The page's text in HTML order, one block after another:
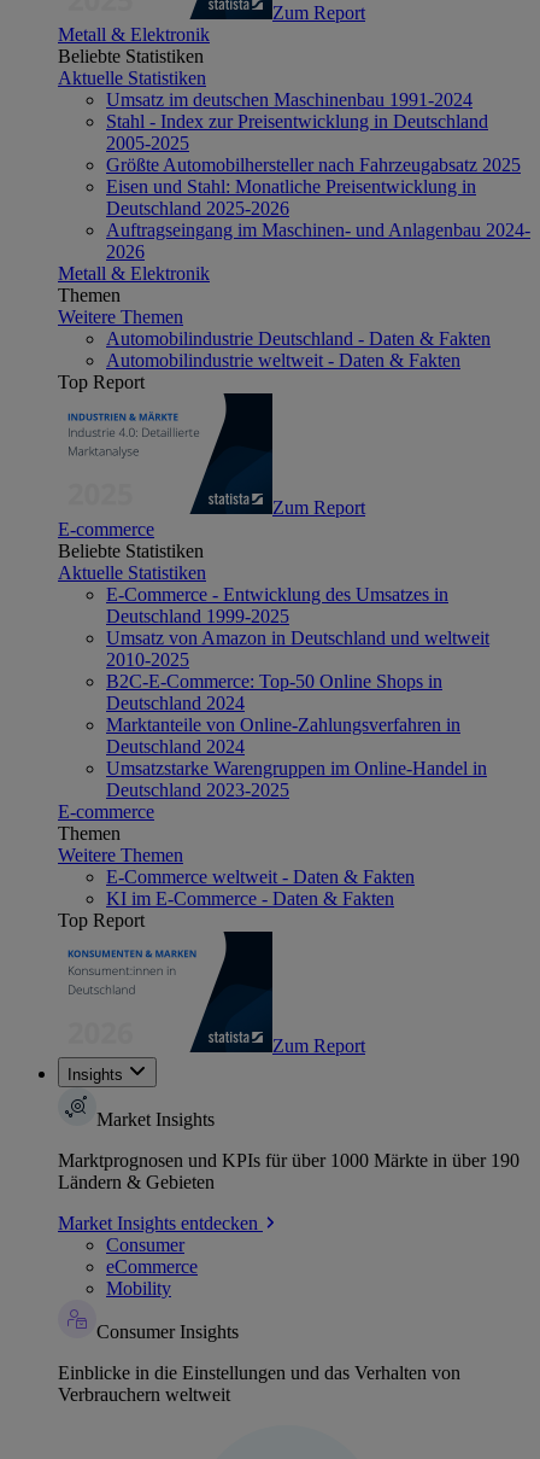
Zum Report
Metall & Elektronik
Beliebte Statistiken
Aktuelle Statistiken
Umsatz im deutschen Maschinenbau 1991-2024
Stahl - Index zur Preisentwicklung in Deutschland
2005-2025
Größte Automobilhersteller nach Fahrzeugabsatz 2025
Eisen und Stahl: Monatliche Preisentwicklung in
Deutschland 2025-2026
Auftragseingang im Maschinen- und Anlagenbau 2024-
2026
Metall & Elektronik
Themen
Weitere Themen
Automobilindustrie Deutschland - Daten & Fakten
Automobilindustrie weltweit - Daten & Fakten
Top Report
Zum Report
E-commerce
Beliebte Statistiken
Aktuelle Statistiken
E-Commerce - Entwicklung des Umsatzes in
Deutschland 1999-2025
Umsatz von Amazon in Deutschland und weltweit
2010-2025
B2C-E-Commerce: Top-50 Online Shops in
Deutschland 2024
Marktanteile von Online-Zahlungsverfahren in
Deutschland 2024
Umsatzstarke Warengruppen im Online-Handel in
Deutschland 2023-2025
E-commerce
Themen
Weitere Themen
E-Commerce weltweit - Daten & Fakten
KI im E-Commerce - Daten & Fakten
Top Report
Zum Report
Insights
Market Insights
Marktprognosen und KPIs für über 1000 Märkte in über 190
Ländern & Gebieten
Market Insights entdecken
Consumer
eCommerce
Mobility
Consumer Insights
Einblicke in die Einstellungen und das Verhalten von
Verbrauchern weltweit